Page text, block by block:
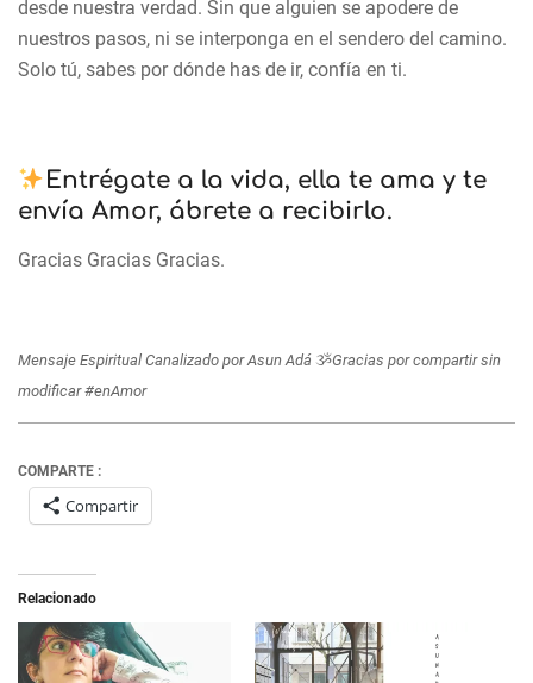
desde nuestra verdad. Sin que alguien se apodere de
nuestros pasos, ni se interponga en el sendero del camino.
Solo tú, sabes por dónde has de ir, confía en ti.
Entrégate a la vida, ella te ama y te
envía Amor, ábrete a recibirlo.
Gracias Gracias Gracias.
Mensaje Espiritual Canalizado por Asun Adá ૐGracias por compartir sin
modificar #enAmor
COMPARTE :
Compartir
Relacionado